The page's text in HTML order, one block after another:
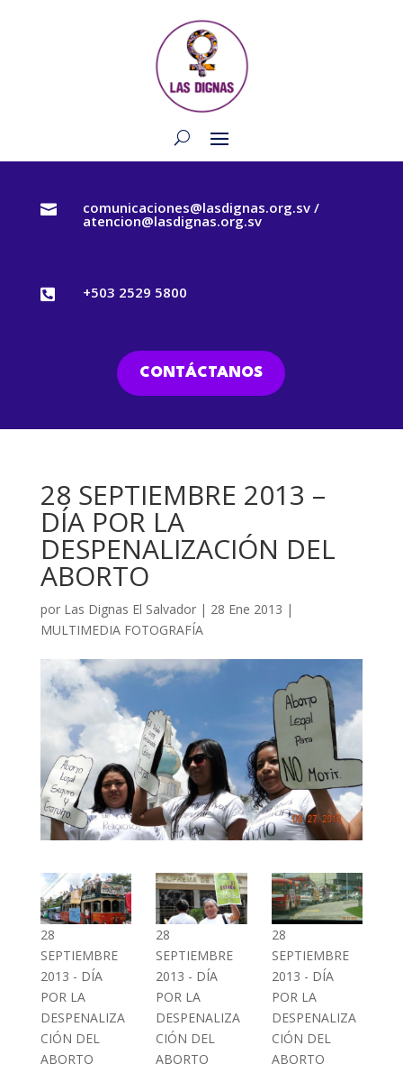
 comunicaciones@lasdignas.org.sv /
atencion@lasdignas.org.sv
 +503 2529 5800
CONTÁCTANOS
28 SEPTIEMBRE 2013 –
DÍA POR LA
DESPENALIZACIÓN DEL
ABORTO
por Las Dignas El Salvador| 28 Ene 2013 |
MULTIMEDIA FOTOGRAFÍA
28
SEPTIEMBRE
2013 - DÍA
POR LA
DESPENALIZA
CIÓN DEL
ABORTO
28
SEPTIEMBRE
2013 - DÍA
POR LA
DESPENALIZA
CIÓN DEL
ABORTO
28
SEPTIEMBRE
2013 - DÍA
POR LA
DESPENALIZA
CIÓN DEL
ABORTO